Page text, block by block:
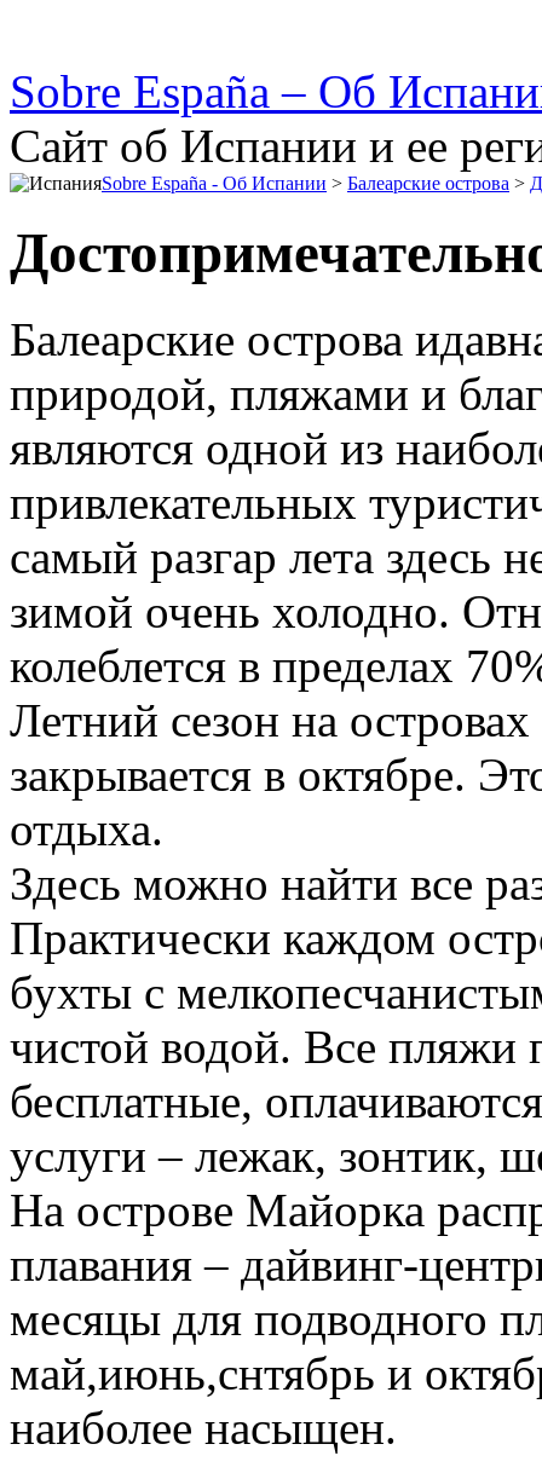
Sobre España – Об
Сайт об Испании и ее
Sobre España - Об Испании > Балеарские острова >
Балеарские острова
природой, пляжами и
являются одной из
привлекательных
самый разгар лета здесь
зимой очень холодно.
колеблется в пределах
Летний сезон на
закрывается в октябре.
отдыха.
Здесь можно найти все
Практически каждом
бухты с
чистой водой. Все пляжи
бесплатные,
услуги – лежак, зонтик,
На острове Майорка
плавания – дайвинг-
месяцы для подводного
май,июнь,снтябрь и
наиболее насыщен.